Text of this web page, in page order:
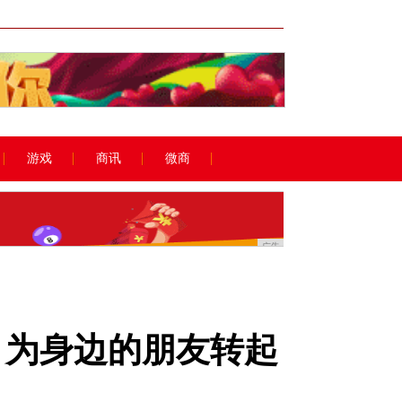
游戏 商讯 微商
广告
身边的朋友转起